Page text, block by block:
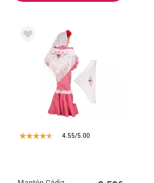
4.55/5.00